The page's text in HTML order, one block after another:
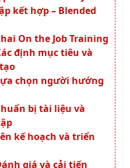
kết hợp – Blended
On the Job Training
định mục tiêu và
chọn người hướng
bị tài liệu và
kế hoạch và triển
giá và cải tiến